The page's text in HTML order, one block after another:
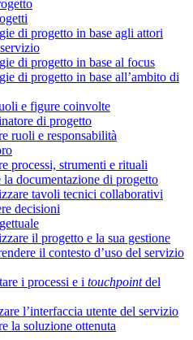
di progetto in base agli attori
di progetto in base al focus
di progetto in base all’ambito di
e figure coinvolte
di progetto
ruoli e responsabilità
processi, strumenti e rituali
la documentazione di progetto
tavoli tecnici collaborativi
decisioni
il progetto e la sua gestione
il contesto d’uso del servizio
i processi e i touchpointdel
l’interfaccia utente del servizio
la soluzione ottenuta